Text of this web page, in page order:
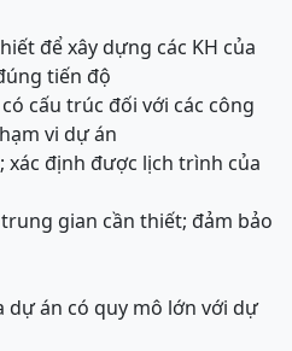
để xây dựng các KH của
tiến độ
cấu trúc đối với các công
vi dự án
xác định được lịch trình của
gian cần thiết; đảm bảo
án có quy mô lớn với dự